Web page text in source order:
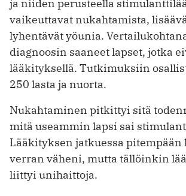
ja niiden perusteella
vaikeuttavat nukahtamista,
lyhentävät yöunia.
diagnoosin saaneet lapset, jotka
lääkityksellä. Tutkimuksiin
250 lasta ja nuorta.
Nukahtaminen pitkittyi sitä
mitä useammin lapsi sai
Lääkityksen jatkuessa
verran väheni, mutta tällöinkin
liittyi unihaittoja.